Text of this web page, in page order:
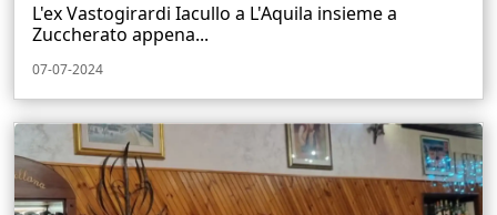
L'ex Vastogirardi Iacullo a L'Aquila insieme a
Zuccherato appena...
07-07-2024